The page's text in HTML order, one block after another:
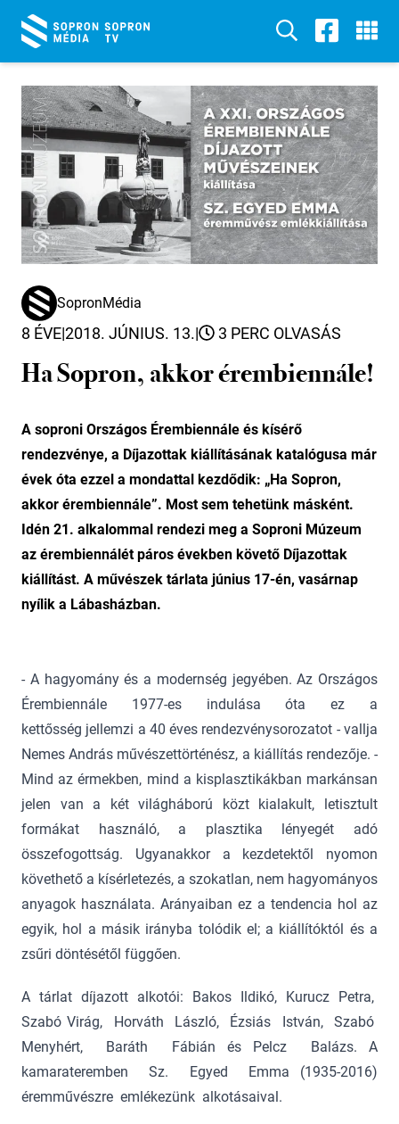
SopronMédia
8 ÉVE|2018. JÚNIUS. 13.| 3 PERC OLVASÁS
Ha Sopron, akkor érembiennále!
A soproni Országos Érembiennále és kísérő
rendezvénye, a Díjazottak kiállításának katalógusa már
évek óta ezzel a mondattal kezdődik: „Ha Sopron,
akkor érembiennále”. Most sem tehetünk másként.
Idén 21. alkalommal rendezi meg a Soproni Múzeum
az érembiennálét páros években követő Díjazottak
kiállítást. A művészek tárlata június 17-én, vasárnap
nyílik a Lábasházban.
- A hagyomány és a modernség jegyében. Az Országos
Érembiennále 1977-es indulása óta ez a
kettősség jellemzi a 40 éves rendezvénysorozatot - vallja
Nemes András művészettörténész, a kiállítás rendezője. -
Mind az érmekben, mind a kisplasztikákban markánsan
jelen van a két világháború közt kialakult, letisztult
formákat használó, a plasztika lényegét adó
összefogottság. Ugyanakkor a kezdetektől nyomon
követhető a kísérletezés, a szokatlan, nem hagyományos
anyagok használata. Arányaiban ez a tendencia hol az
egyik, hol a másik irányba tolódik el; a kiállítóktól és a
zsűri döntésétől függően.
A tárlat díjazott alkotói: Bakos Ildikó, Kurucz Petra,
Szabó Virág, Horváth László, Ézsiás István, Szabó
Menyhért, Baráth Fábián és Pelcz Balázs. A
kamarateremben Sz. Egyed Emma (1935-2016)
éremművészre emlékezünk alkotásaival.